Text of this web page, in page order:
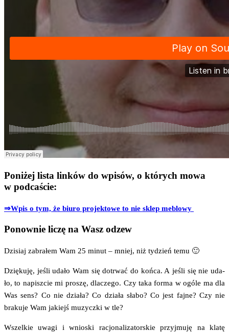
Poniżej lista linków do wpisów, o których mowa
w podcaście:
⇒Wpis o tym, że biu­ro pro­jek­to­we to nie sklep meblowy
Ponownie liczę na Wasz odzew
Dzi­siaj zabra­łem Wam 25 minut – mniej, niż tydzień temu 🙂
Dzię­ku­ję, jeśli uda­ło Wam się dotrwać do koń­ca. A jeśli się nie uda­
ło, to napisz­cie mi pro­szę, dla­cze­go. Czy taka for­ma w ogó­le ma dla
Was sens? Co nie dzia­ła? Co dzia­ła sła­bo? Co jest faj­ne? Czy nie
bra­ku­je Wam jakiejś muzycz­ki w tle?
Wszel­kie uwa­gi i wnio­ski racjo­na­li­za­tor­skie przyj­mu­ję na kla­tę